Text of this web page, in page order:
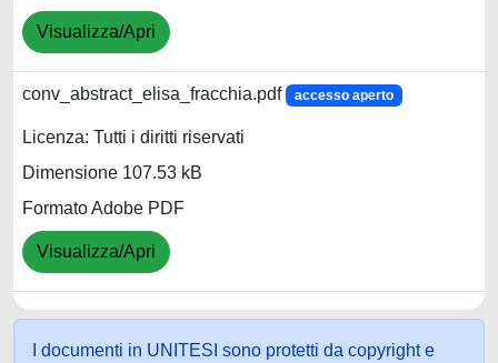
Visualizza/Apri
conv_abstract_elisa_fracchia.pdf accesso aperto
Licenza: Tutti i diritti riservati
Dimensione 107.53 kB
Formato Adobe PDF
Visualizza/Apri
I documenti in UNITESI sono protetti da copyright e